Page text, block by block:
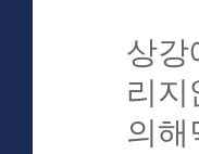
상강
리
의해